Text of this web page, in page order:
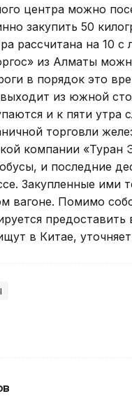
центра можно
закупить 50
рассчитана на 10
из Алматы
в порядок это
из южной
и к пяти
торговли
компании «Туран
и последние
Закупленные ими
вагоне. Помимо
в Китае,